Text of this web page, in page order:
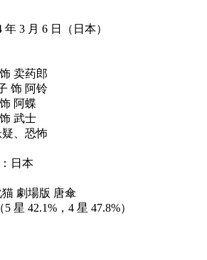
年 3 月 6 日（日本）
卖药郎
饰 阿铃
阿蝶
武士
疑、恐怖
：日本
劇場版 唐傘
5 星 42.1%，4 星 47.8%）